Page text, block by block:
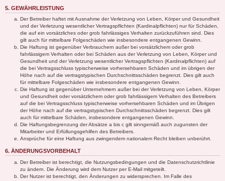
5. GEWÄHRLEISTUNG
Der Betreiber haftet mit Ausnahme der Verletzung von Leben, Körper und Gesundheit
und der Verletzung wesentlicher Vertragspflichten (Kardinalpflichten) nur für Schäden,
die auf ein vorsätzliches oder grob fahrlässiges Verhalten zurückzuführen sind. Dies
gilt auch für mittelbare Folgeschäden wie insbesondere entgangenen Gewinn.
Die Haftung ist gegenüber Verbrauchern außer bei vorsätzlichem oder grob
fahrlässigem Verhalten oder bei Schäden aus der Verletzung von Leben, Körper und
Gesundheit und der Verletzung wesentlicher Vertragspflichten (Kardinalpflichten) auf
die bei Vertragsschluss typischerweise vorhersehbaren Schäden und im übrigen der
Höhe nach auf die vertragstypischen Durchschnittsschäden begrenzt. Dies gilt auch
für mittelbare Folgeschäden wie insbesondere entgangenen Gewinn.
Die Haftung ist gegenüber Unternehmern außer bei der Verletzung von Leben, Körper
und Gesundheit oder vorsätzlichem oder grob fahrlässigem Verhalten des Betreibers
auf die bei Vertragsschluss typischerweise vorhersehbaren Schäden und im Übrigen
der Höhe nach auf die vertragstypischen Durchschnittsschäden begrenzt. Dies gilt
auch für mittelbare Schäden, insbesondere entgangenen Gewinn.
Die Haftungsbegrenzung der Absätze a bis c gilt sinngemäß auch zugunsten der
Mitarbeiter und Erfüllungsgehilfen des Betreibers.
Ansprüche für eine Haftung aus zwingendem nationalem Recht bleiben unberührt.
6. ÄNDERUNGSVORBEHALT
Der Betreiber ist berechtigt, die Nutzungsbedingungen und die Datenschutzrichtlinie
zu ändern. Die Änderung wird dem Nutzer per E-Mail mitgeteilt.
Der Nutzer ist berechtigt, den Änderungen zu widersprechen. Im Falle des